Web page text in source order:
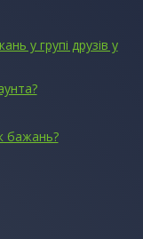
у групі друзів у
бажань?